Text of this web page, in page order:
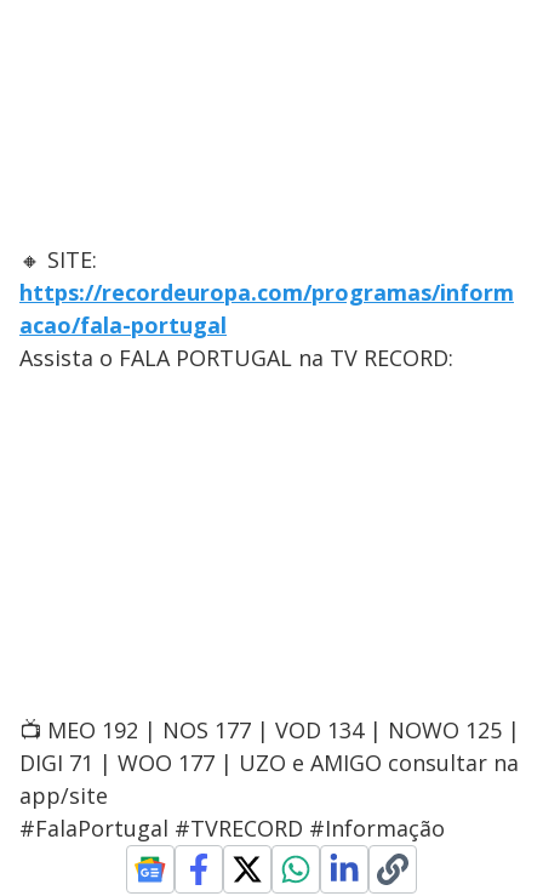
🔸 SITE:
https://recordeuropa.com/programas/inform
acao/fala-portugal
Assista o FALA PORTUGAL na TV RECORD:
📺 MEO 192 | NOS 177 | VOD 134 | NOWO 125 |
DIGI 71 | WOO 177 | UZO e AMIGO consultar na
app/site
#FalaPortugal #TVRECORD #Informação